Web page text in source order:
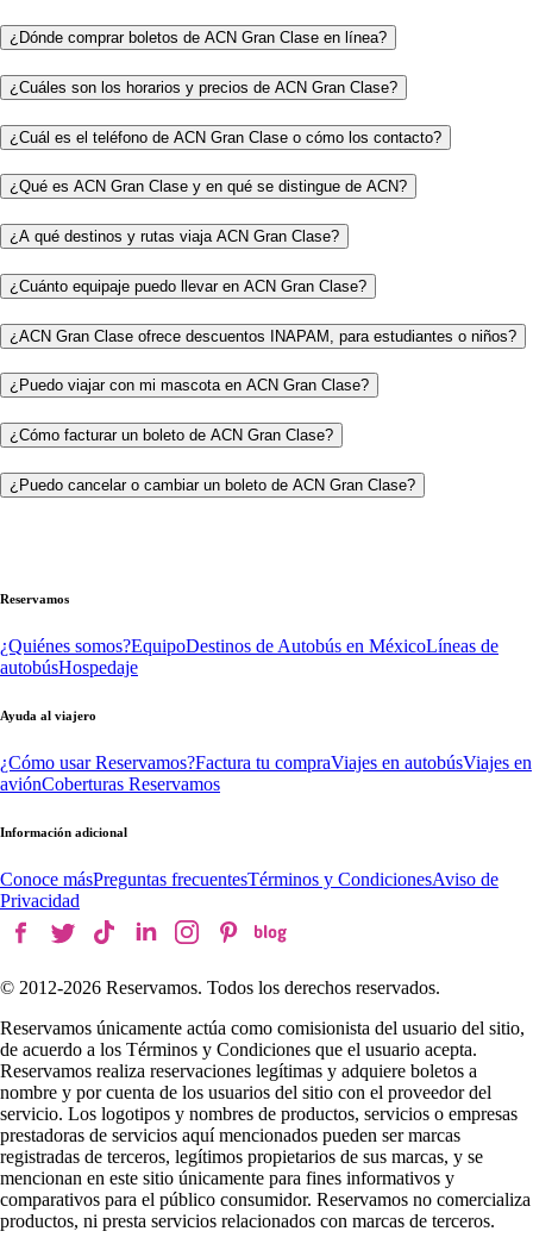
¿Dónde comprar boletos de ACN Gran Clase en línea?
¿Cuáles son los horarios y precios de ACN Gran Clase?
¿Cuál es el teléfono de ACN Gran Clase o cómo los contacto?
¿Qué es ACN Gran Clase y en qué se distingue de ACN?
¿A qué destinos y rutas viaja ACN Gran Clase?
¿Cuánto equipaje puedo llevar en ACN Gran Clase?
¿ACN Gran Clase ofrece descuentos INAPAM, para estudiantes o niños?
¿Puedo viajar con mi mascota en ACN Gran Clase?
¿Cómo facturar un boleto de ACN Gran Clase?
¿Puedo cancelar o cambiar un boleto de ACN Gran Clase?
Reservamos
¿Quiénes somos?EquipoDestinos de Autobús en MéxicoLíneas de
autobúsHospedaje
Ayuda al viajero
¿Cómo usar Reservamos?Factura tu compraViajes en autobúsViajes en
aviónCoberturas Reservamos
Información adicional
Conoce másPreguntas frecuentesTérminos y CondicionesAviso de
Privacidad
© 2012-2026 Reservamos. Todos los derechos reservados.
Reservamos únicamente actúa como comisionista del usuario del sitio,
de acuerdo a los Términos y Condiciones que el usuario acepta.
Reservamos realiza reservaciones legítimas y adquiere boletos a
nombre y por cuenta de los usuarios del sitio con el proveedor del
servicio. Los logotipos y nombres de productos, servicios o empresas
prestadoras de servicios aquí mencionados pueden ser marcas
registradas de terceros, legítimos propietarios de sus marcas, y se
mencionan en este sitio únicamente para fines informativos y
comparativos para el público consumidor. Reservamos no comercializa
productos, ni presta servicios relacionados con marcas de terceros.